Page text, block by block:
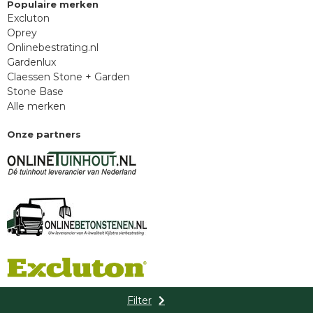
Filter
Populaire merken
Excluton
Oprey
Onlinebestrating.nl
Gardenlux
Claessen Stone + Garden
Stone Base
Alle merken
Onze partners